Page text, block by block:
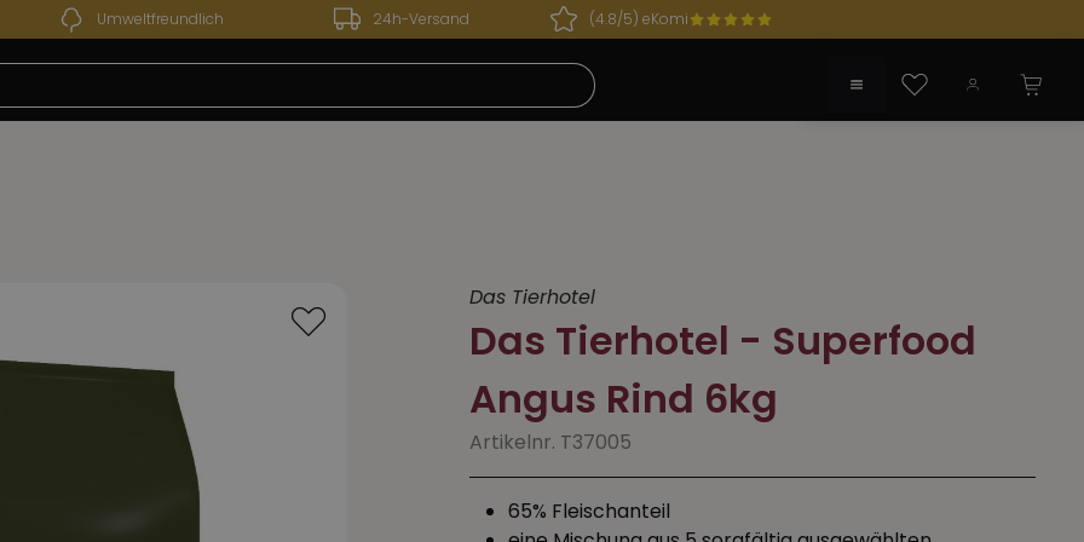
13.07.2026 bis 24.07.2026 - Unser Werksverkauf bleibt geöffnet!
Umweltfreundlich 24h-Versand (4.8/5) eKomi
Du hast 0 Produkte auf dem
Das Tierhotel
Das Tierhotel - Superfood
Angus Rind 6kg
Artikelnr. T37005
65% Fleischanteil